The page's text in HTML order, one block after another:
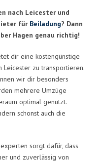
nach Leicester und
für Beiladung? Dann
Hagen genau richtig!
dir eine kostengünstige
Leicester zu transportieren.
wir dir besonders
mehrere Umzüge
optimal genutzt.
schonst auch die
sorgt dafür, dass
und zuverlässig von